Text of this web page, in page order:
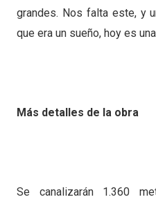
grandes. Nos falta este, y
que era un sueño, hoy es
Más detalles de la obra
Se canalizarán 1.360